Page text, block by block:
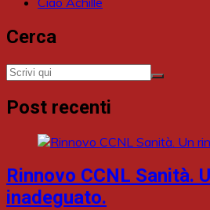
Cerca
Post recenti
Rinnovo CCNL Sanità.
inadeguato.